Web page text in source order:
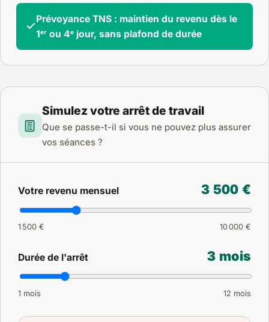
Prévoyance TNS : maintien du revenu dès le
1ᵉʳ ou 4ᵉ jour, sans plafond de durée
Simulez votre arrêt de travail
Que se passe-t-il si vous ne pouvez plus assurer
vos séances ?
Votre revenu mensuel 3 500 €
1 500 € 10 000 €
Durée de l'arrêt 3 mois
1 mois 12 mois